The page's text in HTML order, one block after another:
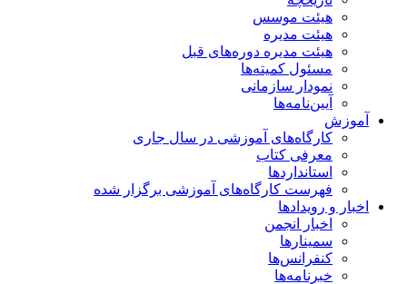
هیئت موسس
هیئت مدیره
هیئت مدیره دوره‌های قبل
مسئول کمیته‌ها
نمودار سازمانی
آیین‌نامه‌ها
آموزش
کارگاه‌های آموزشی در سال جاری
معرفی کتاب
استانداردها
فهرست کارگاه‌های آموزشی برگزار شده
اخبار و رویدادها
اخبار انجمن
سمینارها
کنفرانس‌ها
خبرنامه‌ها